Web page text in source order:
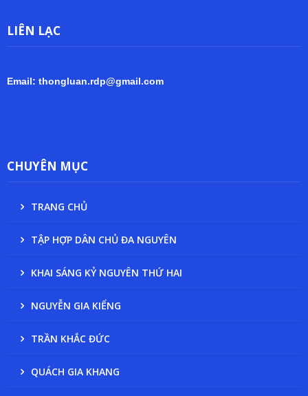
LIÊN LẠC
Email: thongluan.rdp@gmail.com
CHUYÊN MỤC
TRANG CHỦ
TẬP HỢP DÂN CHỦ ĐA NGUYÊN
KHAI SÁNG KỶ NGUYÊN THỨ HAI
NGUYỄN GIA KIỂNG
TRẦN KHẮC ĐỨC
QUÁCH GIA KHANG